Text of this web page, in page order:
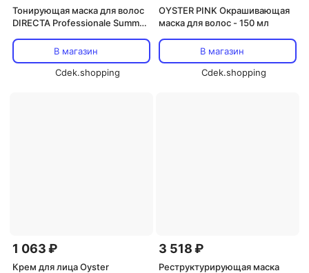
Тонирующая маска для волос
DIRECTA Professionale Summer
В магазин
Cdek.shopping
OYSTER PINK Окрашивающая
маска для волос - 150 мл
В магазин
Cdek.shopping
1 063 ₽
Крем для лица Oyster
3 518 ₽
Реструктурирующая маска